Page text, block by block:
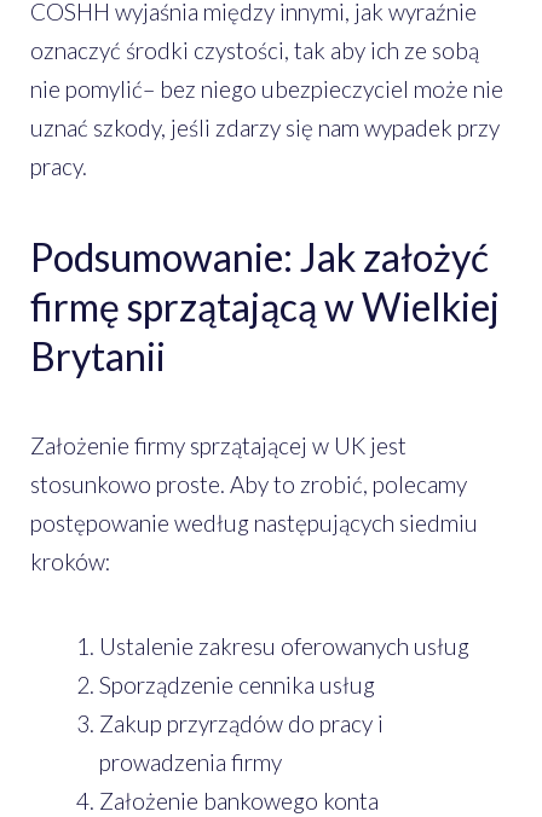
COSHH wyjaśnia między innymi, jak wyraźnie
oznaczyć środki czystości, tak aby ich ze sobą
nie pomylić– bez niego ubezpieczyciel może nie
uznać szkody, jeśli zdarzy się nam wypadek przy
pracy.
Podsumowanie: Jak założyć
firmę sprzątającą w Wielkiej
Brytanii
Założenie firmy sprzątającej w UK jest
stosunkowo proste. Aby to zrobić, polecamy
postępowanie według następujących siedmiu
kroków:
Ustalenie zakresu oferowanych usług
Sporządzenie cennika usług
Zakup przyrządów do pracy i
prowadzenia firmy
Założenie bankowego konta